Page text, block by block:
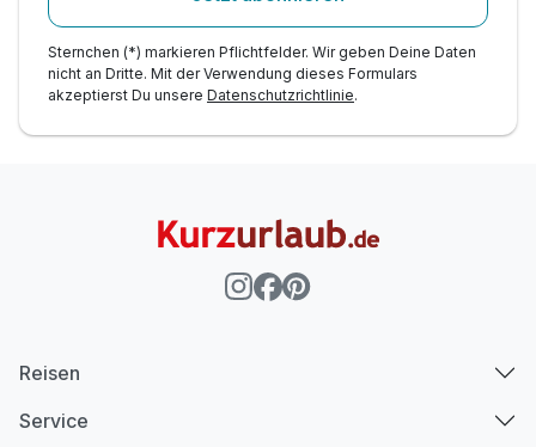
Sternchen (*) markieren Pflichtfelder. Wir geben Deine Daten
nicht an Dritte. Mit der Verwendung dieses Formulars
akzeptierst Du unsere Datenschutzrichtlinie.
Reisen
Service